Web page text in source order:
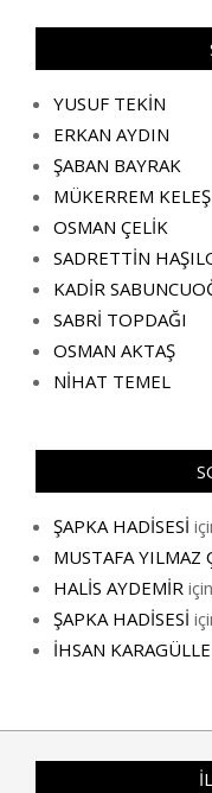
YUSUF TEKİN
ERKAN AYDIN
ŞABAN BAYRAK
MÜKERREM
OSMAN ÇELİK
SADRETTİN
KADİR
SABRİ TOPDAĞI
OSMAN AKTAŞ
NİHAT TEMEL
ŞAPKA HADİSESİ
MUSTAFA YILMAZ
HALİS AYDEMİR için
ŞAPKA HADİSESİ
İHSAN KARAGÜLLE